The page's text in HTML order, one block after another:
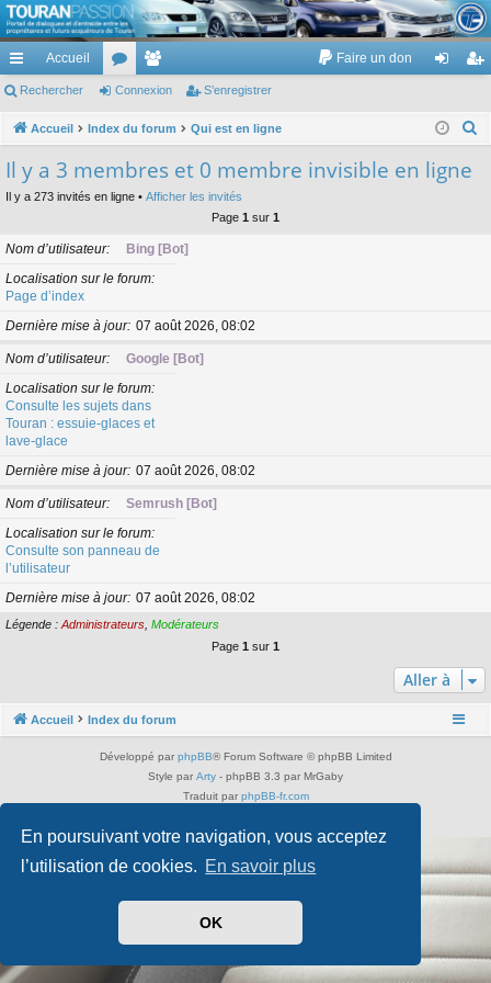
En poursuivant votre navigation, vous acceptez
l’utilisation de cookies. En savoir plus
OK
TouranPassion
Le forum des propriétaires ou futurs acquéreurs du Volkswagen Touran
cc
ès
pi
Accueil
or
u
s
e
m
es
Faire un don
ne nr
Rechercher Connexion S’enregistrer
Accueil Index du forum Qui est en ligne
Il y a 3 membres et 0 membre invisible en ligne
Il y a 273 invités en ligne • Afficher les invités
Page 1 sur 1
Nom d’utilisateur
Bing [Bot]
Localisation sur le forum
Page d’index
Dernière mise à jour 07 août 2026, 08:02
Nom d’utilisateur
Google [Bot]
Localisation sur le forum
Consulte les sujets dans
Touran : essuie-glaces et
lave-glace
Dernière mise à jour 07 août 2026, 08:02
Nom d’utilisateur
Semrush [Bot]
Localisation sur le forum
Consulte son panneau de
l’utilisateur
Dernière mise à jour 07 août 2026, 08:02
Légende : Administrateurs Modérateurs
Page 1 sur 1
Aller à
Accueil Index du forum
Développé par phpBB® Forum Software © phpBB Limited
Style par Arty - phpBB 3.3 par MrGaby
Traduit par phpBB-fr.com